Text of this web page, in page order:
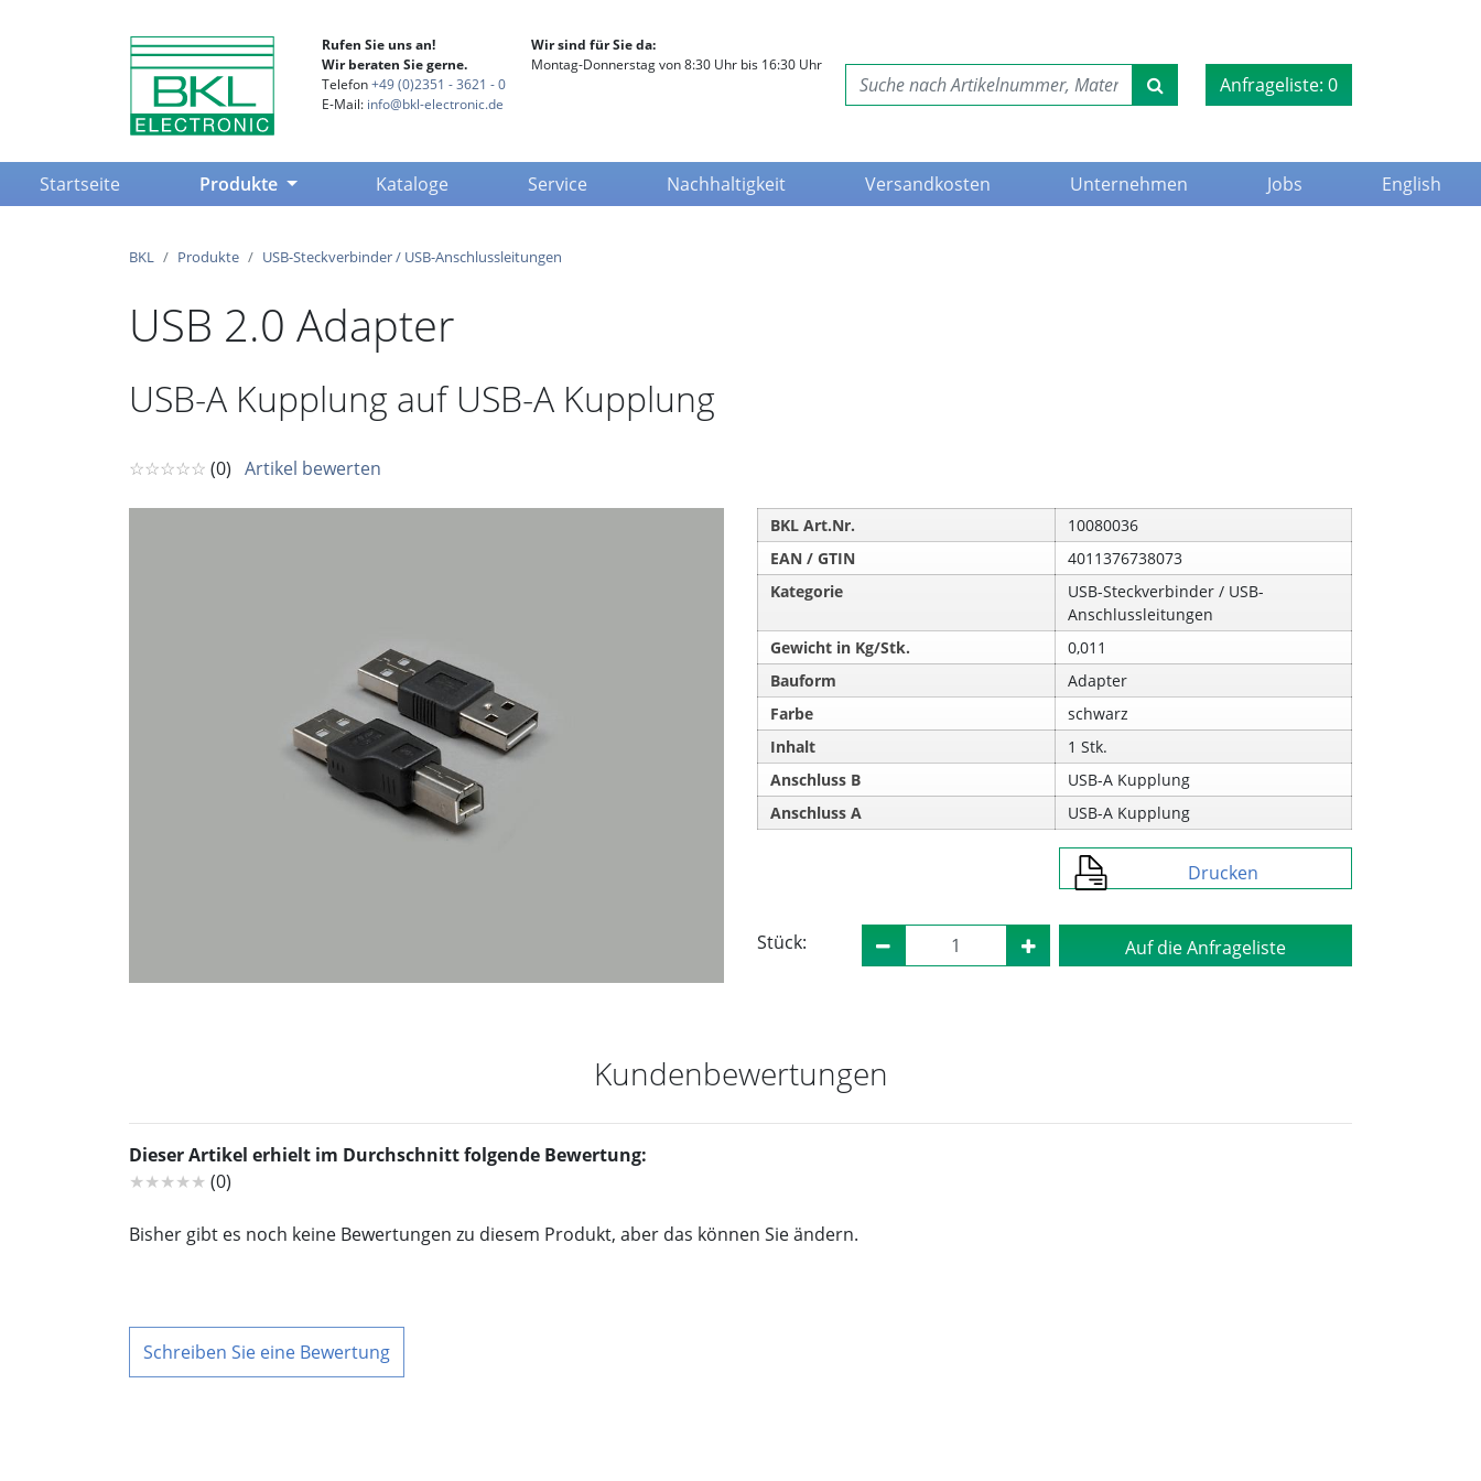
Rufen Sie uns an!
Wir beraten Sie gerne.
Telefon+49 (0)2351 - 3621 - 0
E-Mail: info@bkl-electronic.de
Wir sind für Sie da:
Montag-Donnerstag von 8:30 Uhr bis 16:30 Uhr
Anfrageliste: 0
Startseite(current) Produkte Kataloge Service Nachhaltigkeit Versandkosten Unternehmen Jobs English
BKL Produkte USB-Steckverbinder / USB-Anschlussleitungen
USB 2.0 Adapter
USB-A Kupplung auf USB-A Kupplung
☆☆☆☆☆ (0) Artikel bewerten
BKL Art.Nr.
10080036
EAN / GTIN
4011376738073
Kategorie
USB-Steckverbinder / USB-
Anschlussleitungen
Gewicht in Kg/Stk.
0,011
Bauform
Adapter
Farbe
schwarz
Inhalt
1 Stk.
Anschluss B
USB-A Kupplung
Anschluss A
USB-A Kupplung
Drucken
Stück: Auf die Anfrageliste
Kundenbewertungen
Dieser Artikel erhielt im Durchschnitt folgende Bewertung:
★★★★★ (0)
Bisher gibt es noch keine Bewertungen zu diesem Produkt, aber das können Sie ändern.
Schreiben Sie eine Bewertung